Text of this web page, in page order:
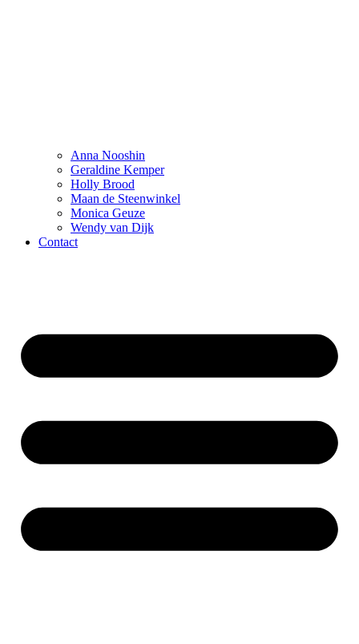
Anna Nooshin
Geraldine Kemper
Holly Brood
Maan de Steenwinkel
Monica Geuze
Wendy van Dijk
Contact